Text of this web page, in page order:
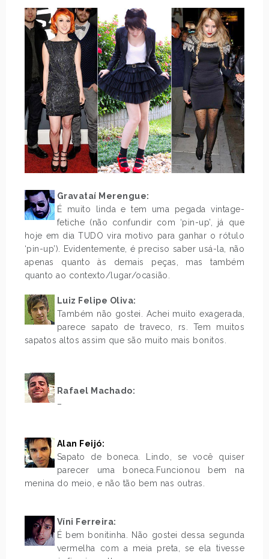
Gravataí Merengue:
É muito linda e tem uma pegada vintage-
fetiche (não confundir com ‘pin-up’, já que
hoje em dia TUDO vira motivo para ganhar o rótulo
‘pin-up’). Evidentemente, é preciso saber usá-la, não
apenas quanto às demais peças, mas também
quanto ao contexto/lugar/ocasião.
Luiz Felipe Oliva:
Também não gostei. Achei muito exagerada,
parece sapato de traveco, rs. Tem muitos
sapatos altos assim que são muito mais bonitos.
Rafael Machado:
–
Alan Feijó:
Sapato de boneca. Lindo, se você quiser
parecer uma boneca.Funcionou bem na
menina do meio, e não tão bem nas outras.
Víni Ferreira:
É bem bonitinha. Não gostei dessa segunda
vermelha com a meia preta, se ela tivesse